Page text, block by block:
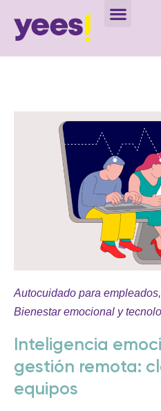
Autocuidado para empleados,
Bienestar emocional y
Inteligencia
gestión remota:
equipos